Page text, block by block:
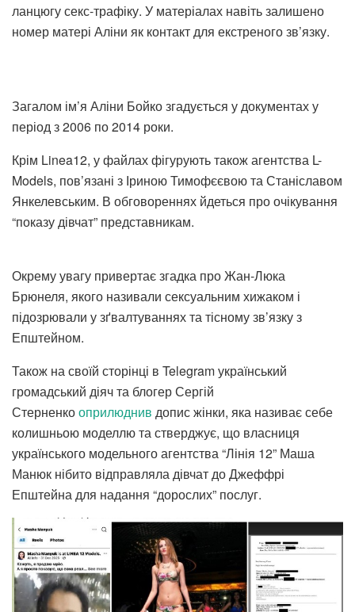
ланцюгу секс-трафіку. У матеріалах навіть залишено
номер матері Аліни як контакт для екстреного зв’язку.
Загалом ім’я Аліни Бойко згадується у документах у
період з 2006 по 2014 роки.
Крім Linea12, у файлах фігурують також агентства L-
Models, пов’язані з Іриною Тимофєєвою та Станіславом
Янкелевським. В обговореннях йдеться про очікування
“показу дівчат” представникам.
Окрему увагу привертає згадка про Жан-Люка
Брюнеля, якого називали сексуальним хижаком і
підозрювали у зґвалтуваннях та тісному зв’язку з
Епштейном.
Також на своїй сторінці в Telegram український
громадський діяч та блогер Сергій
Стерненкооприлюднив допис жінки, яка називає себе
колишньою моделлю та стверджує, що власниця
українського модельного агентства “Лінія 12” Маша
Манюк нібито відправляла дівчат до Джеффрі
Епштейна для надання “дорослих” послуг.